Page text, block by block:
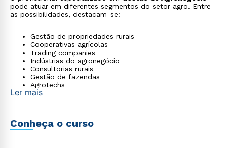
pode atuar em diferentes segmentos do setor agro. Entre
as possibilidades, destacam-se:
Gestão de propriedades rurais
Cooperativas agrícolas
Trading companies
Indústrias do agronegócio
Consultorias rurais
Gestão de fazendas
Agrotechs
Comercialização agrícola
Ler mais
Conheça o curso